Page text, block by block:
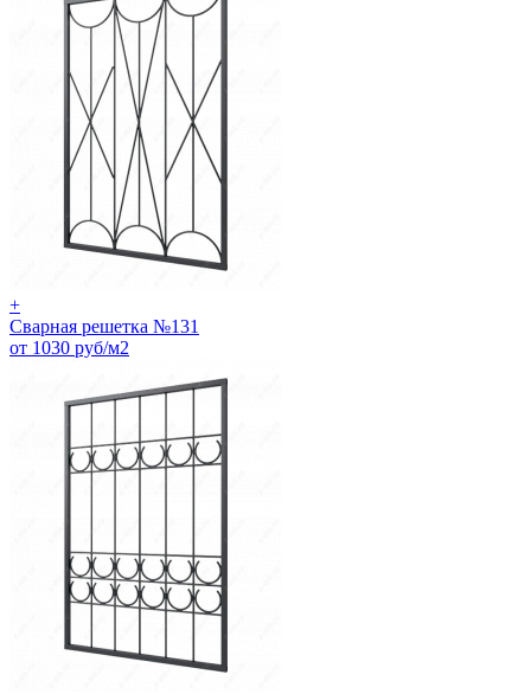
+
Сварная решетка №131
от 1030 руб/м2